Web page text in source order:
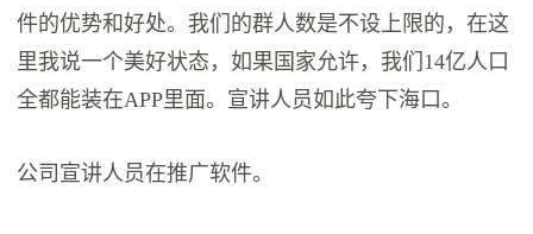
件的优势和好处。我们的群人数是不设上限的，在这
里我说一个美好状态，如果国家允许，我们14亿人口
全都能装在APP里面。宣讲人员如此夸下海口。
公司宣讲人员在推广软件。